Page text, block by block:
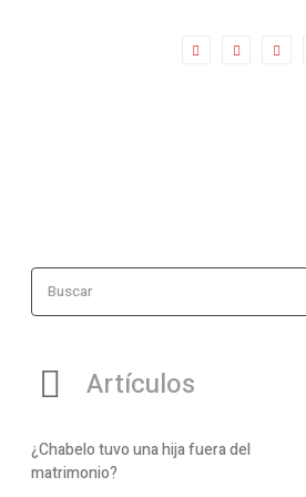
Buscar
Artículos
¿Chabelo tuvo una hija fuera del
matrimonio?